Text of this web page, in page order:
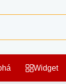
Widget